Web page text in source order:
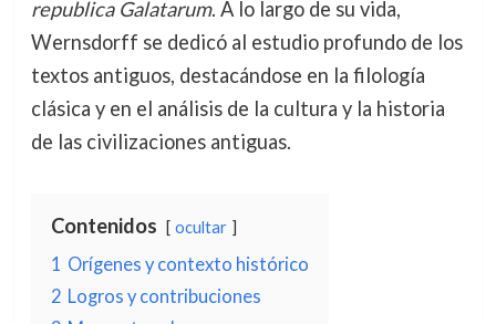
republica Galatarum. A lo largo de su vida,
Wernsdorff se dedicó al estudio profundo de los
textos antiguos, destacándose en la filología
clásica y en el análisis de la cultura y la historia
de las civilizaciones antiguas.
Contenidos ocultar
1 Orígenes y contexto histórico
2 Logros y contribuciones